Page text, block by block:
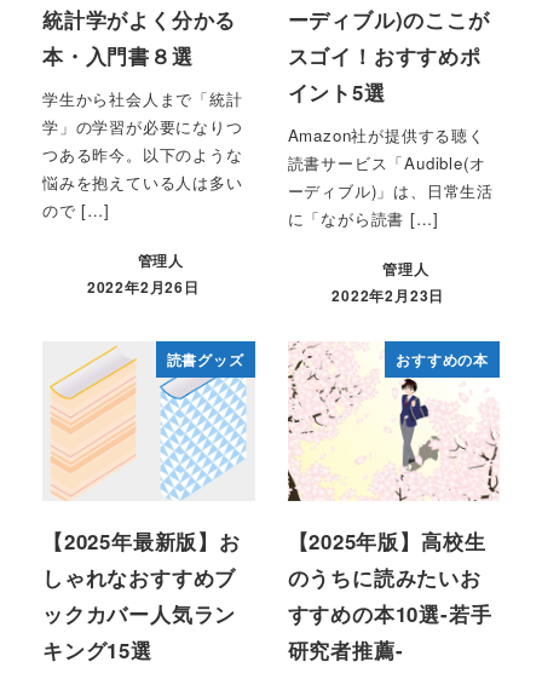
統計学がよく分かる
本・入門書８選
学生から社会人まで「統計
学」の学習が必要になりつ
つある昨今。以下のような
悩みを抱えている人は多い
ので […]
管理人
2022年2月26日
ーディブル)のここが
スゴイ！おすすめポ
イント5選
Amazon社が提供する聴く
読書サービス「Audible(オ
ーディブル)」は、日常生活
に「ながら読書 […]
管理人
2022年2月23日
読書グッズ
【2025年最新版】お
しゃれなおすすめブ
ックカバー人気ラン
キング15選
おすすめの本
【2025年版】高校生
のうちに読みたいお
すすめの本10選-若手
研究者推薦-